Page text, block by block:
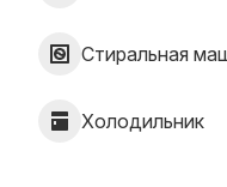
Стиральная
Холодильник